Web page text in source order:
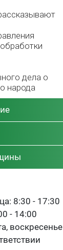
дела о
народа
8:30 - 17:30
- 14:00
воскресенье